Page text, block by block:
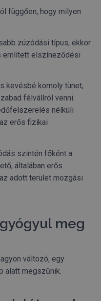
függően, hogy milyen
zúzódási típus, ekkor
említett elszíneződési
kevésbé komoly tünet,
félvállról venni.
nélküli
erős fizikai
szintén főként a
általában erős
adott terület mozgási
meg
változó, egy
alatt megszűnik.